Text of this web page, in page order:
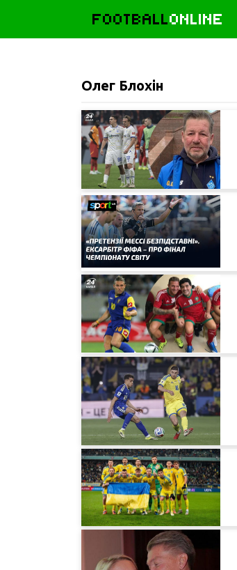
FOOTBALLONLINE
Олег Блохін